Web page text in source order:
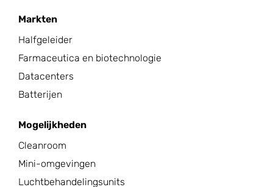
Markten
Halfgeleider
Farmaceutica en biotechnologie
Datacenters
Batterijen
Mogelijkheden
Cleanroom
Mini-omgevingen
Luchtbehandelingsunits